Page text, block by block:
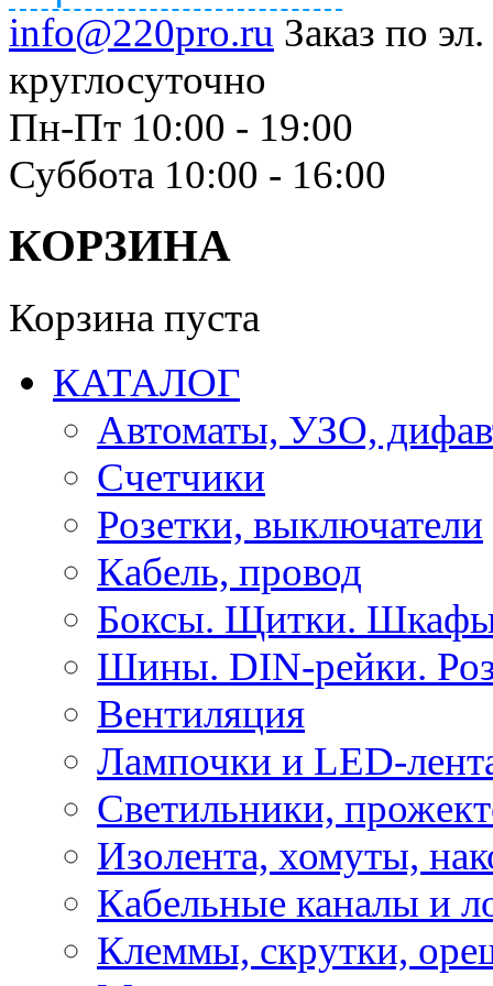
info@220pro.ru Заказ по
круглосуточно
Пн-Пт 10:00 - 19:00
Суббота 10:00 - 16:00
КОРЗИНА
Корзина пуста
КАТАЛОГ
Автоматы, УЗО,
Счетчики
Розетки, выключатели
Кабель, провод
Боксы. Щитки.
Шины. DIN-рейки.
Вентиляция
Лампочки и LED-
Светильники,
Изолента, хомуты,
Кабельные каналы и
Клеммы, скрутки,